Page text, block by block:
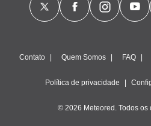
Contato Quem Somos FAQ
Política de privacidade
© 2026 Meteored. Todos os